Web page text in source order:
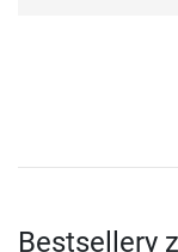
Bestsellery